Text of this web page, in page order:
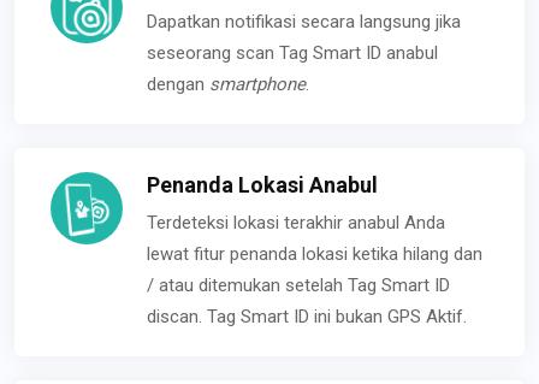
Dapatkan notifikasi secara langsung jika
seseorang scan Tag Smart ID anabul
dengan smartphone.
Penanda Lokasi Anabul
Terdeteksi lokasi terakhir anabul Anda
lewat fitur penanda lokasi ketika hilang dan
/ atau ditemukan setelah Tag Smart ID
discan. Tag Smart ID ini bukan GPS Aktif.